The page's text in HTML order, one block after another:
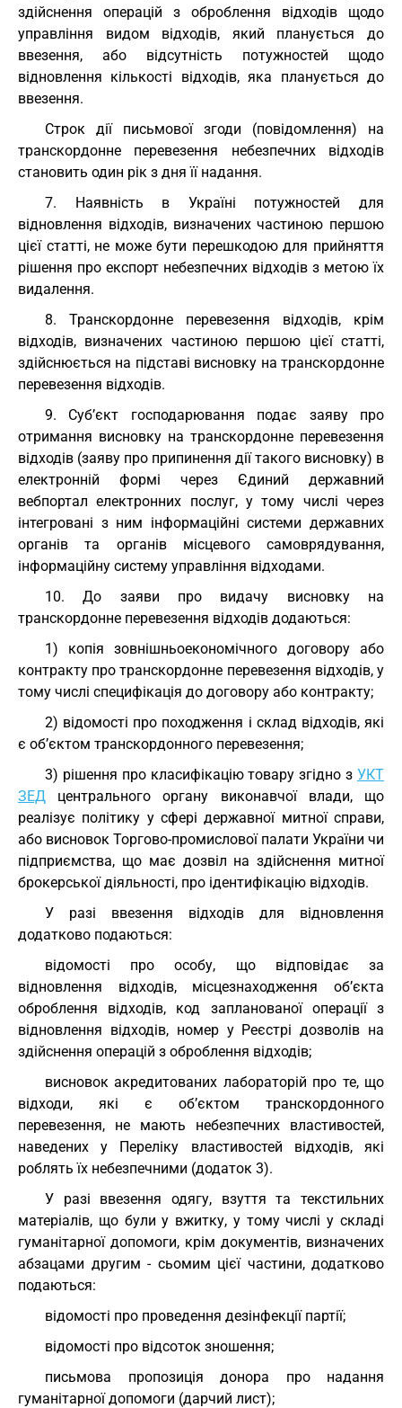
здійснення операцій з оброблення відходів щодо
управління видом відходів, який планується до
ввезення, або відсутність потужностей щодо
відновлення кількості відходів, яка планується до
ввезення.
Строк дії письмової згоди (повідомлення) на
транскордонне перевезення небезпечних відходів
становить один рік з дня її надання.
7. Наявність в Україні потужностей для
відновлення відходів, визначених частиною першою
цієї статті, не може бути перешкодою для прийняття
рішення про експорт небезпечних відходів з метою їх
видалення.
8. Транскордонне перевезення відходів, крім
відходів, визначених частиною першою цієї статті,
здійснюється на підставі висновку на транскордонне
перевезення відходів.
9. Суб’єкт господарювання подає заяву про
отримання висновку на транскордонне перевезення
відходів (заяву про припинення дії такого висновку) в
електронній формі через Єдиний державний
вебпортал електронних послуг, у тому числі через
інтегровані з ним інформаційні системи державних
органів та органів місцевого самоврядування,
інформаційну систему управління відходами.
10. До заяви про видачу висновку на
транскордонне перевезення відходів додаються:
1) копія зовнішньоекономічного договору або
контракту про транскордонне перевезення відходів, у
тому числі специфікація до договору або контракту;
2) відомості про походження і склад відходів, які
є об’єктом транскордонного перевезення;
3) рішення про класифікацію товару згідно з УКТ
ЗЕД центрального органу виконавчої влади, що
реалізує політику у сфері державної митної справи,
або висновок Торгово-промислової палати України чи
підприємства, що має дозвіл на здійснення митної
брокерської діяльності, про ідентифікацію відходів.
У разі ввезення відходів для відновлення
додатково подаються:
відомості про особу, що відповідає за
відновлення відходів, місцезнаходження об’єкта
оброблення відходів, код запланованої операції з
відновлення відходів, номер у Реєстрі дозволів на
здійснення операцій з оброблення відходів;
висновок акредитованих лабораторій про те, що
відходи, які є об’єктом транскордонного
перевезення, не мають небезпечних властивостей,
наведених у Переліку властивостей відходів, які
роблять їх небезпечними (додаток 3).
У разі ввезення одягу, взуття та текстильних
матеріалів, що були у вжитку, у тому числі у складі
гуманітарної допомоги, крім документів, визначених
абзацами другим - сьомим цієї частини, додатково
подаються:
відомості про проведення дезінфекції партії;
відомості про відсоток зношення;
письмова пропозиція донора про надання
гуманітарної допомоги (дарчий лист);